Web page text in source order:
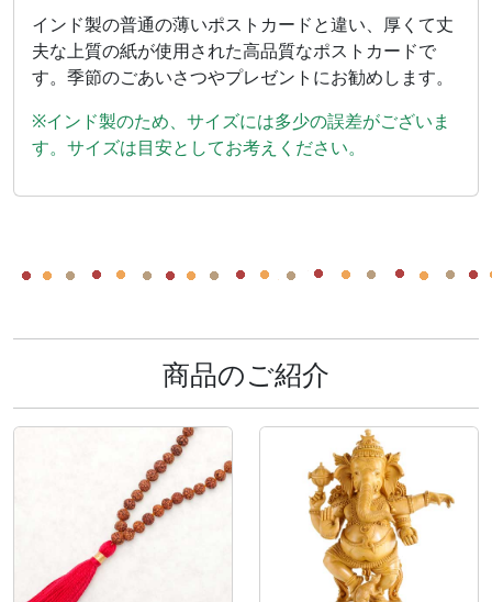
インド製の普通の薄いポストカードと違い、厚くて丈
夫な上質の紙が使用された高品質なポストカードで
す。季節のごあいさつやプレゼントにお勧めします。
※インド製のため、サイズには多少の誤差がございま
す。サイズは目安としてお考えください。
商品のご紹介